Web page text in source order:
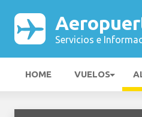
Servicios e
HOME VUELOS